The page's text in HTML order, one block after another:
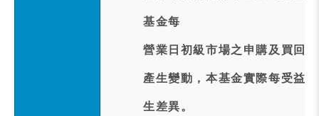
基金每
營業日初級市場之申購及買回
產生變動，本基金實際每受益
生差異。